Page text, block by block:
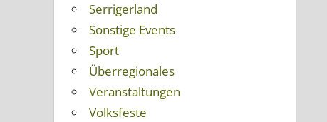
Serrigerland
Sonstige Events
Sport
Überregionales
Veranstaltungen
Volksfeste